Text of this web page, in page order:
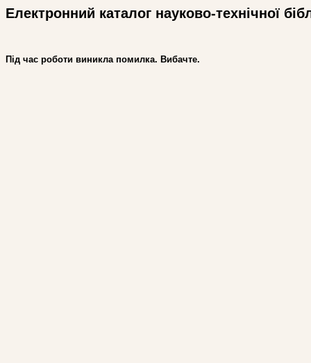
Електронний каталог науково-технічної
Під час роботи виникла помилка. Вибачте.